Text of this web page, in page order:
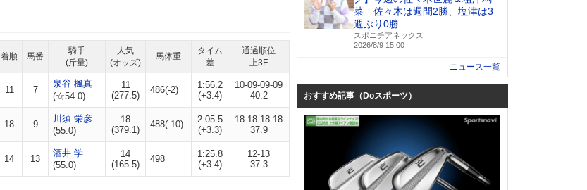
着順 馬番
騎手
(斤量)
人気
(オッズ)
馬体重
タイム
差
通過順位
上3F
11 7
泉谷 楓真
(☆54.0)
11
(277.5)
486(-2)
1:56.2
(+3.4)
10-09-09-09
40.2
18 9
川須 栄彦
(55.0)
18
(379.1)
488(-10)
2:05.5
(+3.3)
18-18-18-18
37.9
14 13
酒井 学
(55.0)
14
(165.5)
498
1:25.8
(+3.4)
12-13
37.3
菜 佐々木は週間2勝、塩津は3
週ぶり0勝
スポニチアネックス
2026/8/9 15:00
ニュース一覧
おすすめ記事（Doスポーツ）